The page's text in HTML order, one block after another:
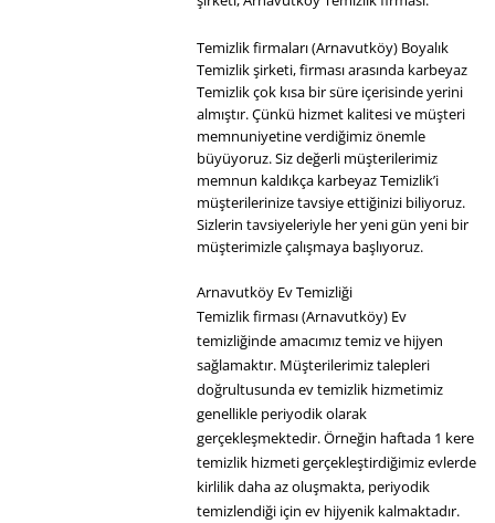
Temizlik firmaları (Arnavutköy) Boyalık
Temizlik şirketi, firması arasında karbeyaz
Temizlik çok kısa bir süre içerisinde yerini
almıştır. Çünkü hizmet kalitesi ve müşteri
memnuniyetine verdiğimiz önemle
büyüyoruz. Siz değerli müşterilerimiz
memnun kaldıkça karbeyaz Temizlik’i
müşterilerinize tavsiye ettiğinizi biliyoruz.
Sizlerin tavsiyeleriyle her yeni gün yeni bir
müşterimizle çalışmaya başlıyoruz.
Arnavutköy Ev Temizliği
Temizlik firması (Arnavutköy) Ev
temizliğinde amacımız temiz ve hijyen
sağlamaktır. Müşterilerimiz talepleri
doğrultusunda ev temizlik hizmetimiz
genellikle periyodik olarak
gerçekleşmektedir. Örneğin haftada 1 kere
temizlik hizmeti gerçekleştirdiğimiz evlerde
kirlilik daha az oluşmakta, periyodik
temizlendiği için ev hijyenik kalmaktadır.